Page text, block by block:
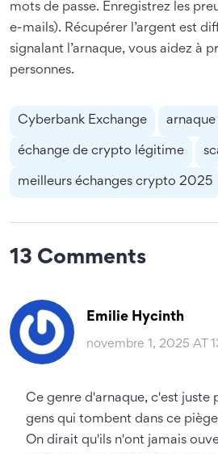
mots de passe. Enregistrez les
e-mails). Récupérer l’argent est
signalant l’arnaque, vous aidez à
personnes.
Cyberbank Exchange
échange de crypto légitime
meilleurs échanges crypto 2025
13 Comments
Emilie Hycinth
novembre 1, 2025 AT
Ce genre d'arnaque, c'est juste
gens qui tombent dans ce
On dirait qu'ils n'ont jamais